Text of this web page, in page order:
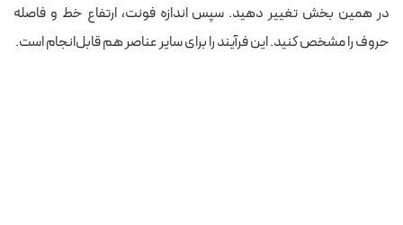
در همین بخش تغییر دهید. سپس اندازه فونت، ارتفاع خط و فاصله
حروف را مشخص کنید. این فرآیند را برای سایر عناصر هم قابل‌انجام است.